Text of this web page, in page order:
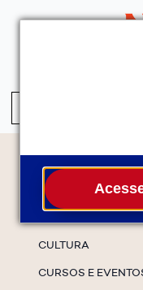
Temas
CULTURA
CURSOS E